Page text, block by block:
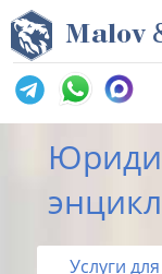
Malov
Услуги